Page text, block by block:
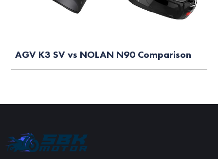
AGV K3 SV vs NOLAN N90 Comparison